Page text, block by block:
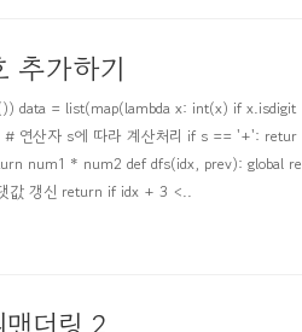
추가하기
data = list(map(lambda x: int(x) if x.isdigit
연산자 s에 따라 계산처리 if s == '+': retur
num1 * num2 def dfs(idx, prev): global re
값 갱신 return if idx + 3 <..